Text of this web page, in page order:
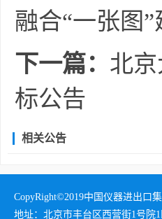
融合“一张图
下一篇： 北
标公告
相关公告
CopyRight©2019中国仪器进出口
地址：北京市丰台区西营街1号院